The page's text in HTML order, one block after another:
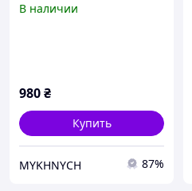
В наличии
980₴
Купить
MYKHNYCH 87%